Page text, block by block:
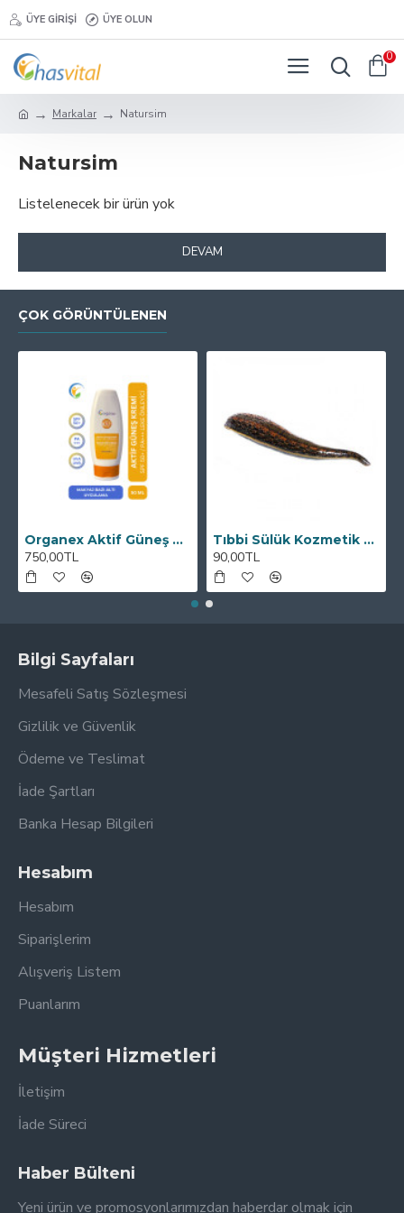
ÜYE GIRIŞI ÜYE OLUN
0
Markalar Natursim
Natursim
Listelenecek bir ürün yok
DEVAM
ÇOK GÖRÜNTÜLENEN
Organex Aktif Güneş Kremi SPF50+ 100 ML
750,00TL
Tıbbi Sülük Kozmetik Boy
90,00TL
Bilgi Sayfaları
Mesafeli Satış Sözleşmesi
Gizlilik ve Güvenlik
Ödeme ve Teslimat
İade Şartları
Banka Hesap Bilgileri
Hesabım
Hesabım
Siparişlerim
Alışveriş Listem
Puanlarım
Müşteri Hizmetleri
İletişim
İade Süreci
Haber Bülteni
Yeni ürün ve promosyonlarımızdan haberdar olmak için